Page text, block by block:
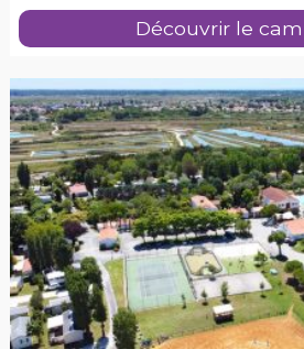
Découvrir le